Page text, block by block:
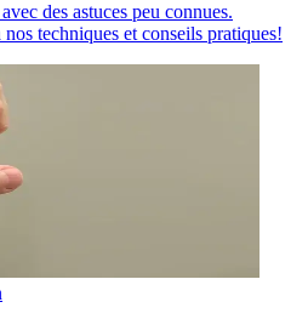
des astuces peu connues.
techniques et conseils pratiques!